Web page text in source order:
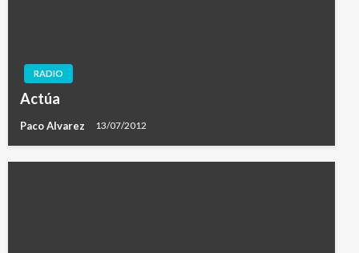
RADIO
Actúa
Paco Alvarez 13/07/2012